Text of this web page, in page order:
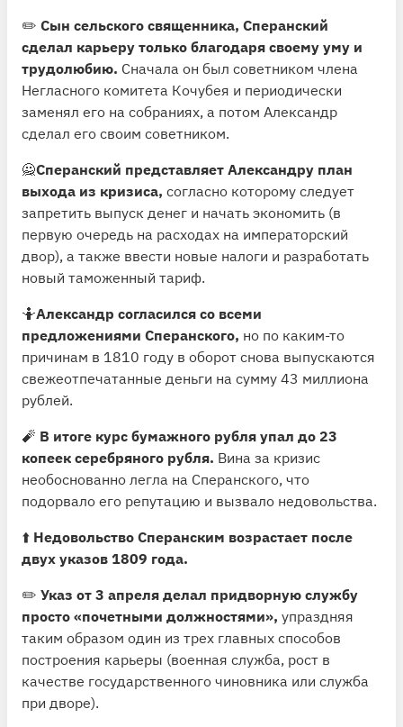
✏️ Сын сельского священника, Сперанский
сделал карьеру только благодаря своему уму и
трудолюбию. Сначала он был советником члена
Негласного комитета Кочубея и периодически
заменял его на собраниях, а потом Александр
сделал его своим советником.
🙅Сперанский представляет Александру план
выхода из кризиса, согласно которому следует
запретить выпуск денег и начать экономить (в
первую очередь на расходах на императорский
двор), а также ввести новые налоги и разработать
новый таможенный тариф.
🤷Александр согласился со всеми
предложениями Сперанского, но по каким-то
причинам в 1810 году в оборот снова выпускаются
свежеотпечатанные деньги на сумму 43 миллиона
рублей.
🧨 В итоге курс бумажного рубля упал до 23
копеек серебряного рубля. Вина за кризис
необоснованно легла на Сперанского, что
подорвало его репутацию и вызвало недовольства.
⬆️ Недовольство Сперанским возрастает после
двух указов 1809 года.
✏️ Указ от 3 апреля делал придворную службу
просто «почетными должностями», упраздняя
таким образом один из трех главных способов
построения карьеры (военная служба, рост в
качестве государственного чиновника или служба
при дворе).